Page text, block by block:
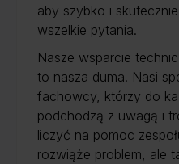
aby szybko i
wszelkie pytania.
Nasze wsparcie
to nasza duma. Nasi
fachowcy, którzy do
podchodzą z uwagą i
liczyć na pomoc
rozwiąże problem, ale